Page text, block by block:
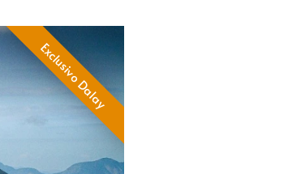
Exclusivo Dalay